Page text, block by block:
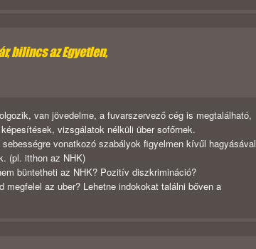
bilincs az Egyetlen,
van jövedelme, a fuvarszervező cég is megtalálható,
vizsgálatok nélküli über sofőrnek.
vonatkozó szabályok figyelmen kívűl hagyásával
(pl. itthon az NHK)
büntetheti az NHK? Pozitív diszkrimináció?
az uber? Lehetne indokokat találni bőven a